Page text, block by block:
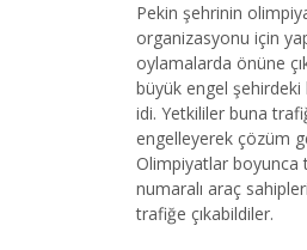
Pekin şehrinin
organizasyonu için
oylamalarda önüne
büyük engel şehirdeki
idi. Yetkililer buna
engelleyerek çözüm
Olimpiyatlar boyunca
numaralı araç
trafiğe çıkabildiler.